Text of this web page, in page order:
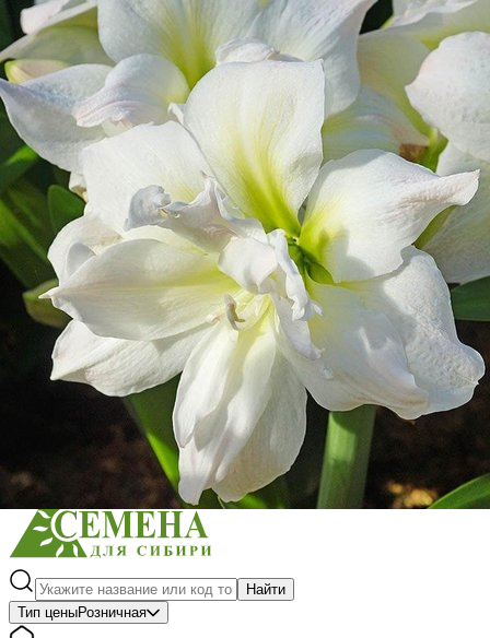
Выберите город
Обратный звонок Заказать обратный звонок
Каталог
Семена
Грунты
Газонные травы, сидераты
Горшки, рассадники, аксессуары
Посадочный материал
Садовый инструмент, инвентарь
Консервирование
Средства защиты, удобрения, добавки, химия
Обустройство сада, декор
Найти
Тип ценыРозничная